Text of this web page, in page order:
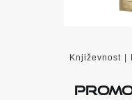
Književnost |